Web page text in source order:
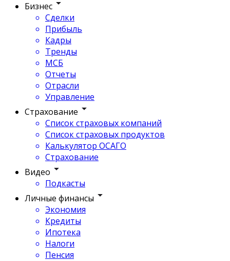
Бизнес
Сделки
Прибыль
Кадры
Тренды
МСБ
Отчеты
Отрасли
Управление
Страхование
Список страховых компаний
Список страховых продуктов
Калькулятор ОСАГО
Страхование
Видео
Подкасты
Личные финансы
Экономия
Кредиты
Ипотека
Налоги
Пенсия